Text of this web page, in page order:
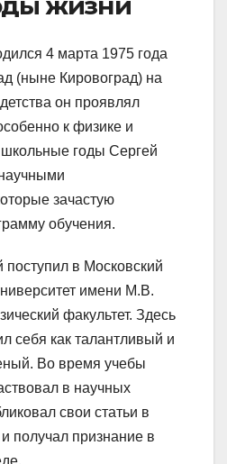
4 марта 1975 года
(ныне Кировоград) на
он проявлял
к физике и
годы Сергей
зачастую
обучения.
поступил в Московский
имени М.В.
факультет. Здесь
себя как талантливый и
Во время учебы
в научных
свои статьи в
получал признание в